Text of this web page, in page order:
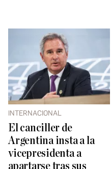
INTERNACIONAL
El canciller de
Argentina insta a la
vicepresidenta a
apartarse tras sus